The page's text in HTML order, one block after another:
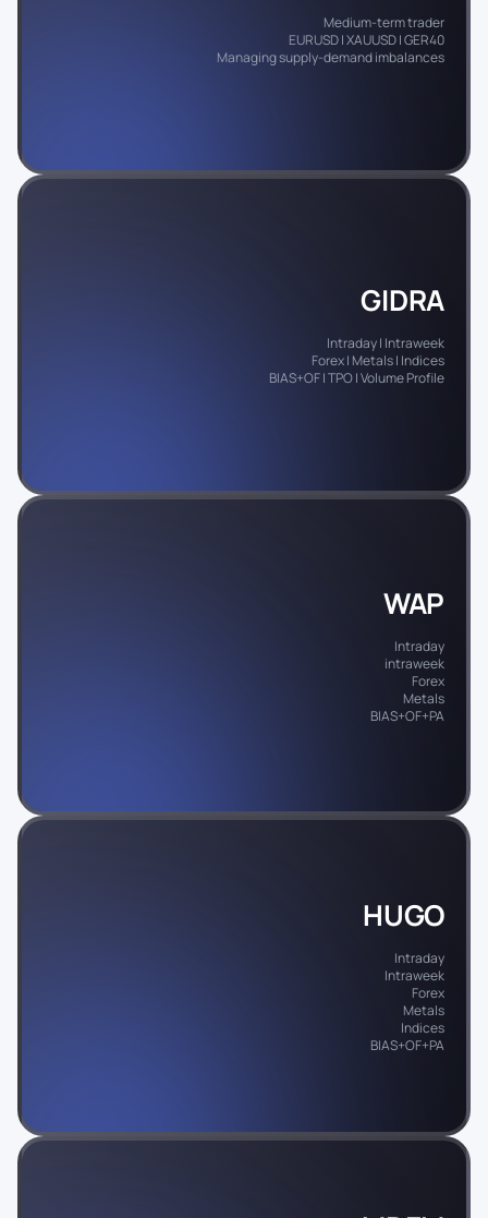
Medium-term trader
EURUSD | XAUUSD | GER40
Managing supply‑demand imbalances
GIDRA
Intraday | Intraweek
Forex | Metals | Indices
BIAS+OF | TPO | Volume Profile
WAP
Intraday
intraweek
Forex
Metals
BIAS+OF+PA
HUGO
Intraday
Intraweek
Forex
Metals
Indices
BIAS+OF+PA